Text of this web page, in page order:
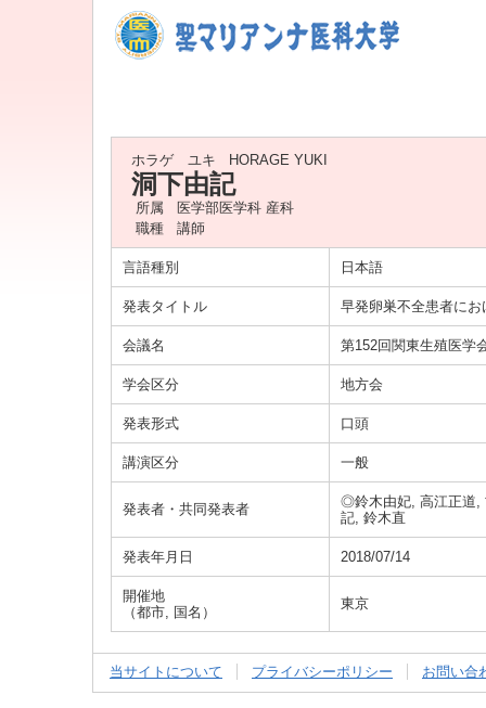
ホラゲ ユキ HORAGE YUKI
洞下由記
所属
医学部医学科 産科
職種
講師
言語種別 日本語
発表タイトル 早発卵巣不全患者に
会議名 第152回関東生殖医学
学会区分 地方会
発表形式 口頭
講演区分 一般
発表者・共同発表者
◎鈴木由妃, 高江正道,
記, 鈴木直
発表年月日 2018/07/14
開催地
（都市, 国名）
東京
当サイトについて プライバシーポリシー お問い合